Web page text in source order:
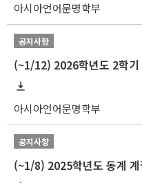
아시아언어문명학부
공지사항
(~1/12) 2026학년도 2학기
아시아언어문명학부
공지사항